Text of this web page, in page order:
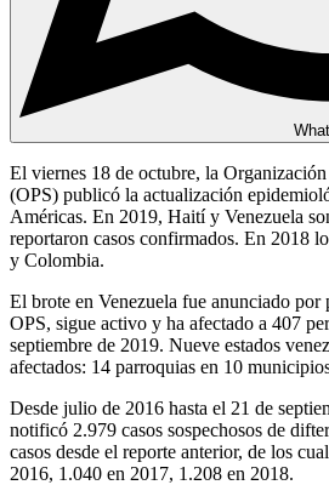
El viernes 18 de octubre, la
(OPS) publicó la actualización
Américas. En 2019, Haití y Venezuela
reportaron casos confirmados. En 2018
y Colombia.
El brote en Venezuela fue anunciado por
OPS, sigue activo y ha afectado a 407
septiembre de 2019. Nueve estados
afectados: 14 parroquias en 10
Desde julio de 2016 hasta el 21 de
notificó 2.979 casos sospechosos de
casos desde el reporte anterior, de los
2016, 1.040 en 2017, 1.208 en 2018.